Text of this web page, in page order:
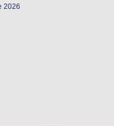
2026